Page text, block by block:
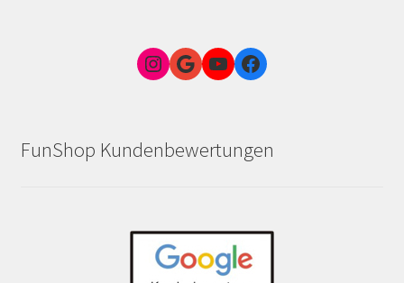
Instagram
Google Link zum FunShop WienYouTubeFacebook
FunShop Kundenbewertungen